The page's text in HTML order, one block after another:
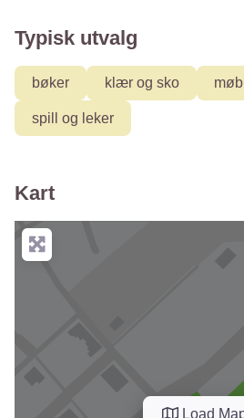
Typisk utvalg
bøker klær og sko
spill og leker
Kart
Load